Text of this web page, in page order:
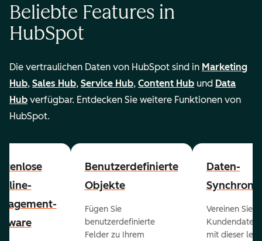
Beliebte Features in
HubSpot
Die vertraulichen Daten von HubSpot sind in Marketing
Hub, Sales Hub, Service Hub, Content Hub und Data
Hub verfügbar. Entdecken Sie weitere Funktionen von
HubSpot.
Benutzerdefinierte
Objekte
Fügen Sie
benutzerdefinierte
Felder zu Ihrem
Daten-
Vereinen Sie
Kundendaten
mit dieser